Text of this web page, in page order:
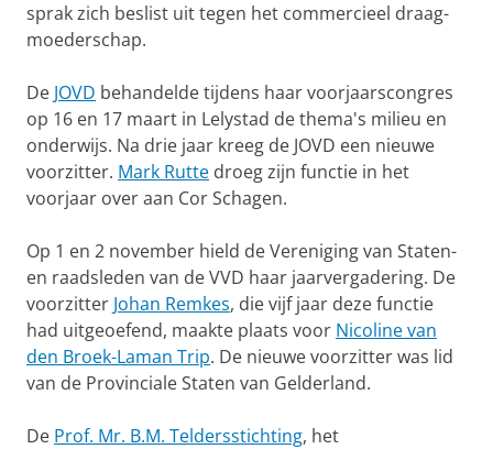
sprak zich beslist uit tegen het commercieel draag­
moe­derschap.
De JOVD behandelde tijdens haar voorjaarscongres
op 16 en 17 maart in Lelystad de thema's milieu en
onderwijs. Na drie jaar kreeg de JOVD een nieuwe
voorzitter. Mark Rutte droeg zijn functie in het
voorjaar over aan Cor Schagen.
Op 1 en 2 november hield de Vereniging van Staten-
en raads­leden van de VVD haar jaarvergadering. De
voorzitter Johan Remkes, die vijf jaar deze functie
had uitgeoefend, maakte plaats voor Nicoline van
den Broek-Laman Trip. De nieuwe voorzitter was lid
van de Provinciale Staten van Gelderland.
De Prof. Mr. B.M. Teldersstichting, het